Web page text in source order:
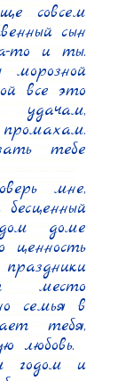
совсем
сын
то и ты.
все это
удачам,
тебе
мне,
доме
ценность
место
семья в
тебя,
любовь.
годом и